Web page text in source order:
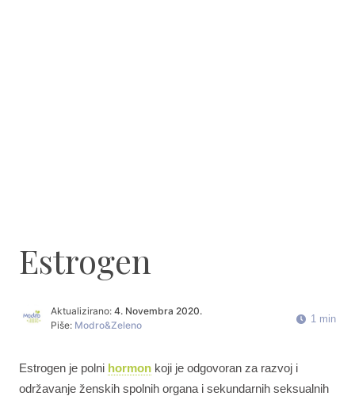
Estrogen
Aktualizirano: 4. Novembra 2020.
Piše: Modro&Zeleno
1 min
Estrogen je polni hormon koji je odgovoran za razvoj i
održavanje ženskih spolnih organa i sekundarnih seksualnih